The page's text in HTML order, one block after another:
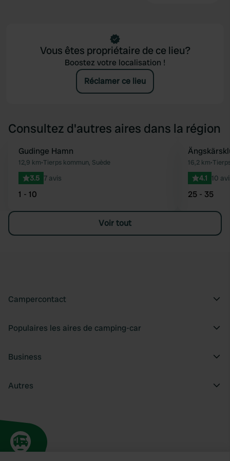
Vous êtes propriétaire de ce lieu?
Boostez votre localisation !
Réclamer ce lieu
Consultez d'autres aires dans la région
Préféré
Gudinge Hamn
12,9 km•Tierps kommun, Suède
3.5 7 avis
1 - 10
16,2 km•
4.1 10
25 - 35
Voir tout
Campercontact
Populaires les aires de camping-car
Business
Autres